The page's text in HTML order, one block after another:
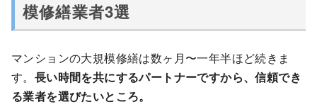
模修繕業者3選
マンションの大規模修繕は数ヶ月〜一年半ほど続きま
す。 長い時間を共にするパートナーですから、信頼でき
る業者を選びたいところ。